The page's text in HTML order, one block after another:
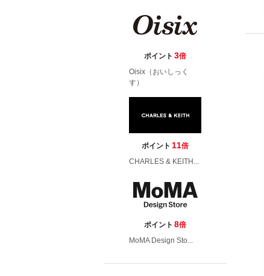
ポイント 3倍
Oisix（おいしっく
す）
ポイント 11倍
CHARLES & KEITH...
ポイント 8倍
MoMA Design Sto...